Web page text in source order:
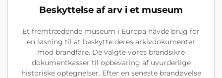
Beskyttelse af arv i et museum
Et fremtrædende museum i Europa havde brug for
en løsning til at beskytte deres arkivdokumenter
mod brandfare. De valgte vores brandsikre
dokumentkasser til opbevaring af uvurderlige
historiske optegnelser. Efter en seneste brandøvelse